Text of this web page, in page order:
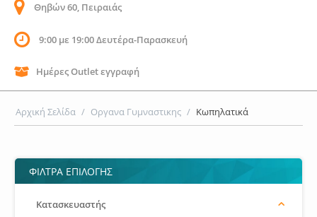
Θηβών 60, Πειραιάς
9:00 με 19:00 Δευτέρα-Παρασκευή
Ημέρες Outlet εγγραφή
Αρχική Σελίδα / Οργανα Γυμναστικης / Κωπηλατικά
ΦΙΛΤΡΑ ΕΠΙΛΟΓΗΣ
Κατασκευαστής